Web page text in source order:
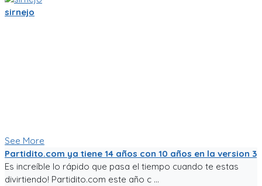
sirnejo
See More
Partidito.com ya tiene 14 años con 10 años en la version 3
Es increíble lo rápido que pasa el tiempo cuando te estas
divirtiendo! Partidito.com este año c ...